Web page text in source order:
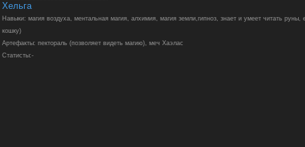
Хельга
Навыки: магия воздуха, ментальная магия, алхимия, магия земли,гипноз, знает и умеет читать
кошку)
Артефакты: пектораль (позволяет видеть магию), меч Хаэлас
Статисты:-